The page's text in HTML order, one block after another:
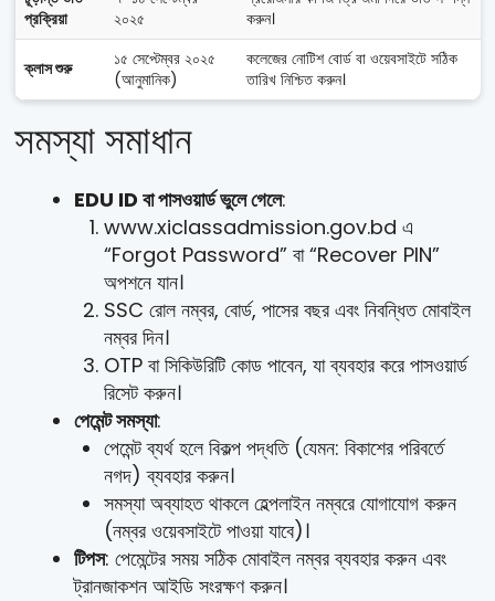
প্রক্রিয়া
২০২৫
করুন।
ক্লাস শুরু
১৫ সেপ্টেম্বর ২০২৫
(আনুমানিক)
কলেজের নোটিশ বোর্ড বা ওয়েবসাইটে সঠিক
তারিখ নিশ্চিত করুন।
সমস্যা সমাধান
EDU ID বা পাসওয়ার্ড ভুলে গেলে:
www.xiclassadmission.gov.bd এ
“Forgot Password” বা “Recover PIN”
অপশনে যান।
SSC রোল নম্বর, বোর্ড, পাসের বছর এবং নিবন্ধিত মোবাইল
নম্বর দিন।
OTP বা সিকিউরিটি কোড পাবেন, যা ব্যবহার করে পাসওয়ার্ড
রিসেট করুন।
পেমেন্ট সমস্যা:
পেমেন্ট ব্যর্থ হলে বিকল্প পদ্ধতি (যেমন: বিকাশের পরিবর্তে
নগদ) ব্যবহার করুন।
সমস্যা অব্যাহত থাকলে হেল্পলাইন নম্বরে যোগাযোগ করুন
(নম্বর ওয়েবসাইটে পাওয়া যাবে)।
টিপস: পেমেন্টের সময় সঠিক মোবাইল নম্বর ব্যবহার করুন এবং
ট্রানজাকশন আইডি সংরক্ষণ করুন।